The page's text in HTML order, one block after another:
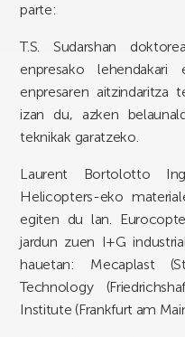
parte:
T.S. Sudarshan
enpresako
enpresaren aitzindaritza
izan du, azken
teknikak garatzeko.
Laurent Bortolotto
Helicopters-eko
egiten du lan.
jardun zuen I+G
hauetan: Mecaplast
Technology
Institute (Frankfurt am